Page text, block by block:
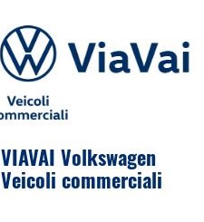
VIAVAI Volkswagen
Veicoli commerciali